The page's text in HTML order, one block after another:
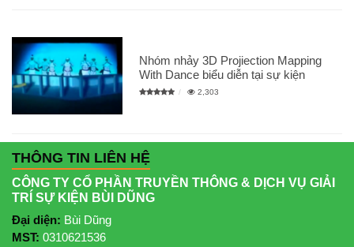
Nhóm nhảy 3D Projiection Mapping
With Dance biểu diễn tại sự kiện
2,303
THÔNG TIN LIÊN HỆ
CÔNG TY CỔ PHẦN TRUYỀN THÔNG & DỊCH VỤ GIẢI
TRÍ SỰ KIỆN BÙI DŨNG
Đại diện: Bùi Dũng
MST: 0310621536